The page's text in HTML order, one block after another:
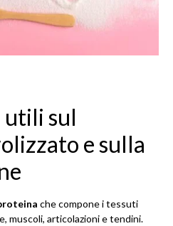
sul
e sulla
che compone i tessuti
muscoli, articolazioni e tendini.